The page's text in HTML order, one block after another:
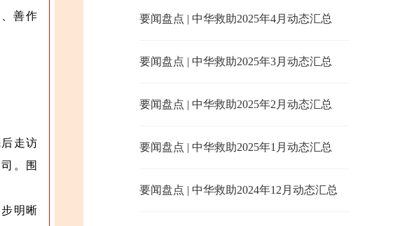
善作
走访
。围
明晰
要闻盘点 | 中华救助2025年4月动态汇总
要闻盘点 | 中华救助2025年3月动态汇总
要闻盘点 | 中华救助2025年2月动态汇总
要闻盘点 | 中华救助2025年1月动态汇总
要闻盘点 | 中华救助2024年12月动态汇总